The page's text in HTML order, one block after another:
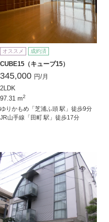
オススメ 成約済
CUBE15（キューブ15）
345,000 円/月
2LDK
97.31 m2
ゆりかもめ「芝浦ふ頭 駅」徒歩9分
JR山手線「田町 駅」徒歩17分